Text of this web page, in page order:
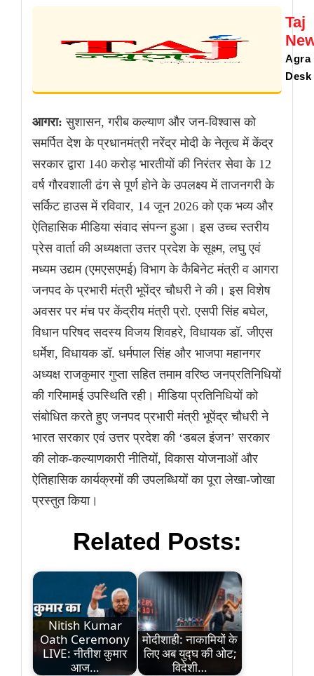
Taj
Agra
Desk
आगरा: सुशासन, गरीब कल्याण और जन-विश्वास को
समर्पित देश के प्रधानमंत्री नरेंद्र मोदी के नेतृत्व में केंद्र
सरकार द्वारा 140 करोड़ भारतीयों की निरंतर सेवा के 12
वर्ष गौरवशाली ढंग से पूर्ण होने के उपलक्ष्य में ताजनगरी के
सर्किट हाउस में रविवार, 14 जून 2026 को एक भव्य और
ऐतिहासिक मीडिया संवाद संपन्न हुआ। इस उच्च स्तरीय
प्रेस वार्ता की अध्यक्षता उत्तर प्रदेश के सूक्ष्म, लघु एवं
मध्यम उद्यम (एमएसएमई) विभाग के कैबिनेट मंत्री व आगरा
जनपद के प्रभारी मंत्री भूपेंद्र चौधरी ने की। इस विशेष
अवसर पर मंच पर केंद्रीय मंत्री प्रो. एसपी सिंह बघेल,
विधान परिषद सदस्य विजय शिवहरे, विधायक डॉ. जीएस
धर्मेश, विधायक डॉ. धर्मपाल सिंह और भाजपा महानगर
अध्यक्ष राजकुमार गुप्ता सहित तमाम वरिष्ठ जनप्रतिनिधियों
की गरिमामई उपस्थिति रही। मीडिया प्रतिनिधियों को
संबोधित करते हुए जनपद प्रभारी मंत्री भूपेंद्र चौधरी ने
भारत सरकार एवं उत्तर प्रदेश की ‘डबल इंजन’ सरकार
की लोक-कल्याणकारी नीतियों, विकास योजनाओं और
ऐतिहासिक कार्यक्रमों की उपलब्धियों का पूरा लेखा-जोखा
प्रस्तुत किया।
Related Posts:
Nitish Kumar
Oath Ceremony
LIVE: नीतीश कुमार
आज…
मोदीशाही: नाकामियों के
लिए अब युद्घ की ओट;
विदेशी…